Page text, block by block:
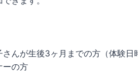
んが生後3ヶ月までの方（体験日
ーの方